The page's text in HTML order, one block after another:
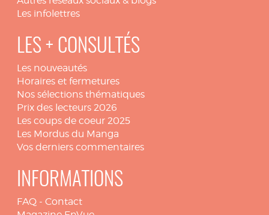
Les infolettres
LES + CONSULTÉS
Les nouveautés
Horaires et fermetures
Nos sélections thématiques
Prix des lecteurs 2026
Les coups de coeur 2025
Les Mordus du Manga
Vos derniers commentaires
INFORMATIONS
FAQ - Contact